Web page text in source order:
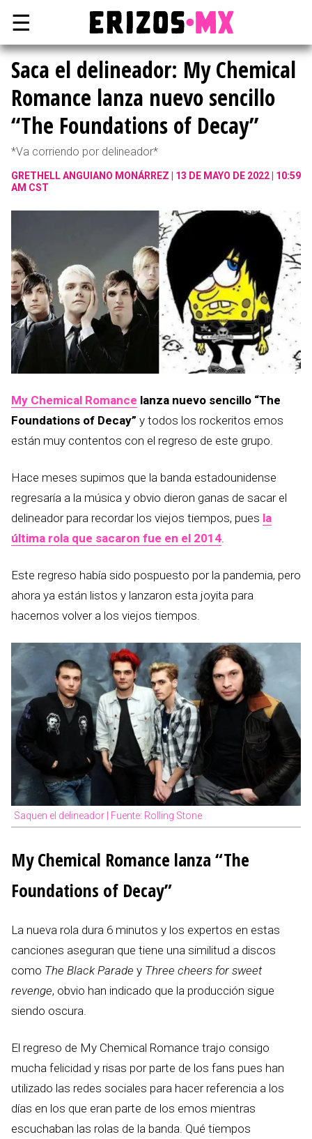
☰
Saca el delineador: My Chemical
Romance lanza nuevo sencillo
“The Foundations of Decay”
*Va corriendo por delineador*
GRETHELL ANGUIANO MONÁRREZ
13 DE MAYO DE 2022 | 10:59
AM CST
My Chemical Romance lanza nuevo sencillo “The
Foundations of Decay” y todos los rockeritos emos
están muy contentos con el regreso de este grupo.
Hace meses supimos que la banda estadounidense
regresaría a la música y obvio dieron ganas de sacar el
delineador para recordar los viejos tiempos, pues la
última rola que sacaron fue en el 2014.
Este regreso había sido pospuesto por la pandemia, pero
ahora ya están listos y lanzaron esta joyita para
hacernos volver a los viejos tiempos.
Saquen el delineador | Fuente: Rolling Stone
My Chemical Romance lanza “The
Foundations of Decay”
La nueva rola dura 6 minutos y los expertos en estas
canciones aseguran que tiene una similitud a discos
como The Black Parade y Three cheers for sweet
revenge, obvio han indicado que la producción sigue
siendo oscura.
El regreso de My Chemical Romance trajo consigo
mucha felicidad y risas por parte de los fans pues han
utilizado las redes sociales para hacer referencia a los
días en los que eran parte de los emos mientras
escuchaban las rolas de la banda. Qué tiempos